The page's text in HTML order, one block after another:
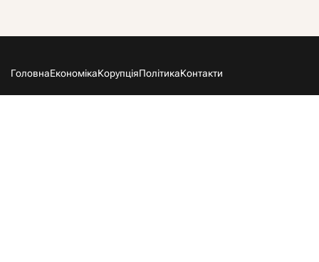
ГоловнаЕкономікаКорупціяПолітикаКонтакти